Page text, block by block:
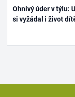
Ohnivý úder v týlu:
si vyžádal i život